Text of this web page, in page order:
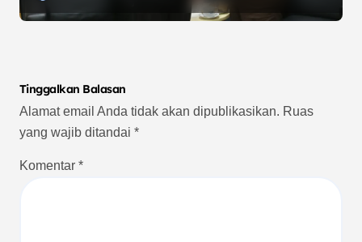
Tinggalkan Balasan
Alamat email Anda tidak akan dipublikasikan. Ruas
yang wajib ditandai *
Komentar *